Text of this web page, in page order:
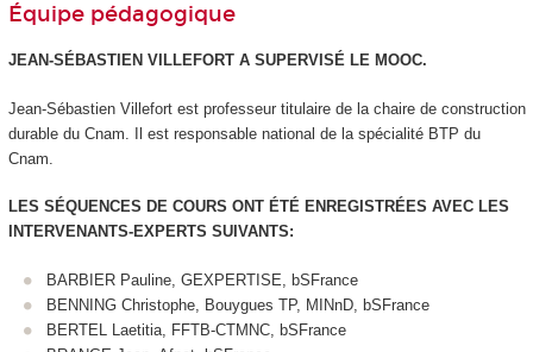
Équipe pédagogique
JEAN-SÉBASTIEN VILLEFORT A SUPERVISÉ LE MOOC.
Jean-Sébastien Villefort est professeur titulaire de la chaire de construction
durable du Cnam. Il est responsable national de la spécialité BTP du
Cnam.
LES SÉQUENCES DE COURS ONT ÉTÉ ENREGISTRÉES AVEC LES
INTERVENANTS-EXPERTS SUIVANTS:
BARBIER Pauline, GEXPERTISE, bSFrance
BENNING Christophe, Bouygues TP, MINnD, bSFrance
BERTEL Laetitia, FFTB-CTMNC, bSFrance